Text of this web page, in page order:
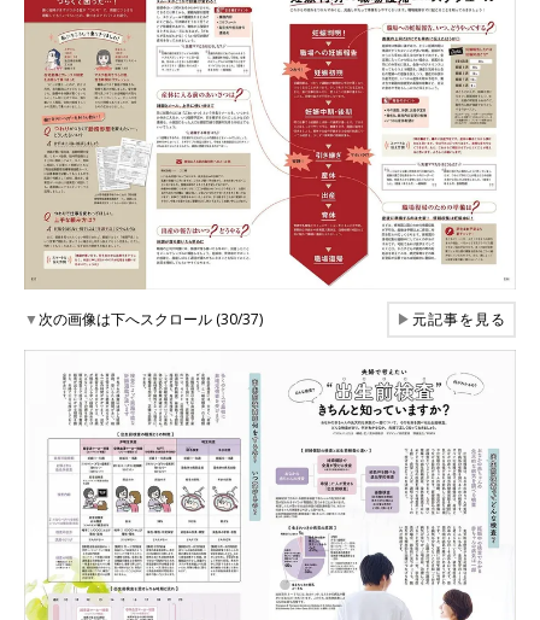
▼次の画像は下へスクロール (30/37) ▶元記事を見る